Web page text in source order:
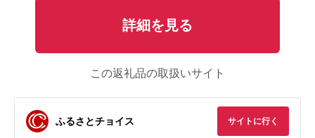
詳細を見る
この返礼品の取扱いサイト
ふるさとチョイス サイトに行く